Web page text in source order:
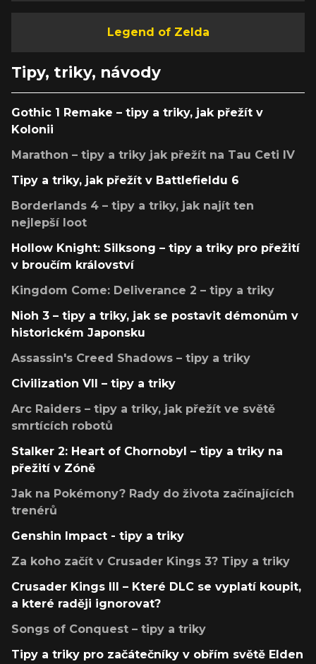
Legend of Zelda
Tipy, triky, návody
Gothic 1 Remake – tipy a triky, jak přežít v
Kolonii
Marathon – tipy a triky jak přežít na Tau Ceti IV
Tipy a triky, jak přežít v Battlefieldu 6
Borderlands 4 – tipy a triky, jak najít ten
nejlepší loot
Hollow Knight: Silksong – tipy a triky pro přežití
v broučím království
Kingdom Come: Deliverance 2 – tipy a triky
Nioh 3 – tipy a triky, jak se postavit démonům v
historickém Japonsku
Assassin's Creed Shadows – tipy a triky
Civilization VII – tipy a triky
Arc Raiders – tipy a triky, jak přežít ve světě
smrtících robotů
Stalker 2: Heart of Chornobyl – tipy a triky na
přežití v Zóně
Jak na Pokémony? Rady do života začínajících
trenérů
Genshin Impact - tipy a triky
Za koho začít v Crusader Kings 3? Tipy a triky
Crusader Kings III – Které DLC se vyplatí koupit,
a které raději ignorovat?
Songs of Conquest – tipy a triky
Tipy a triky pro začátečníky v obřím světě Elden